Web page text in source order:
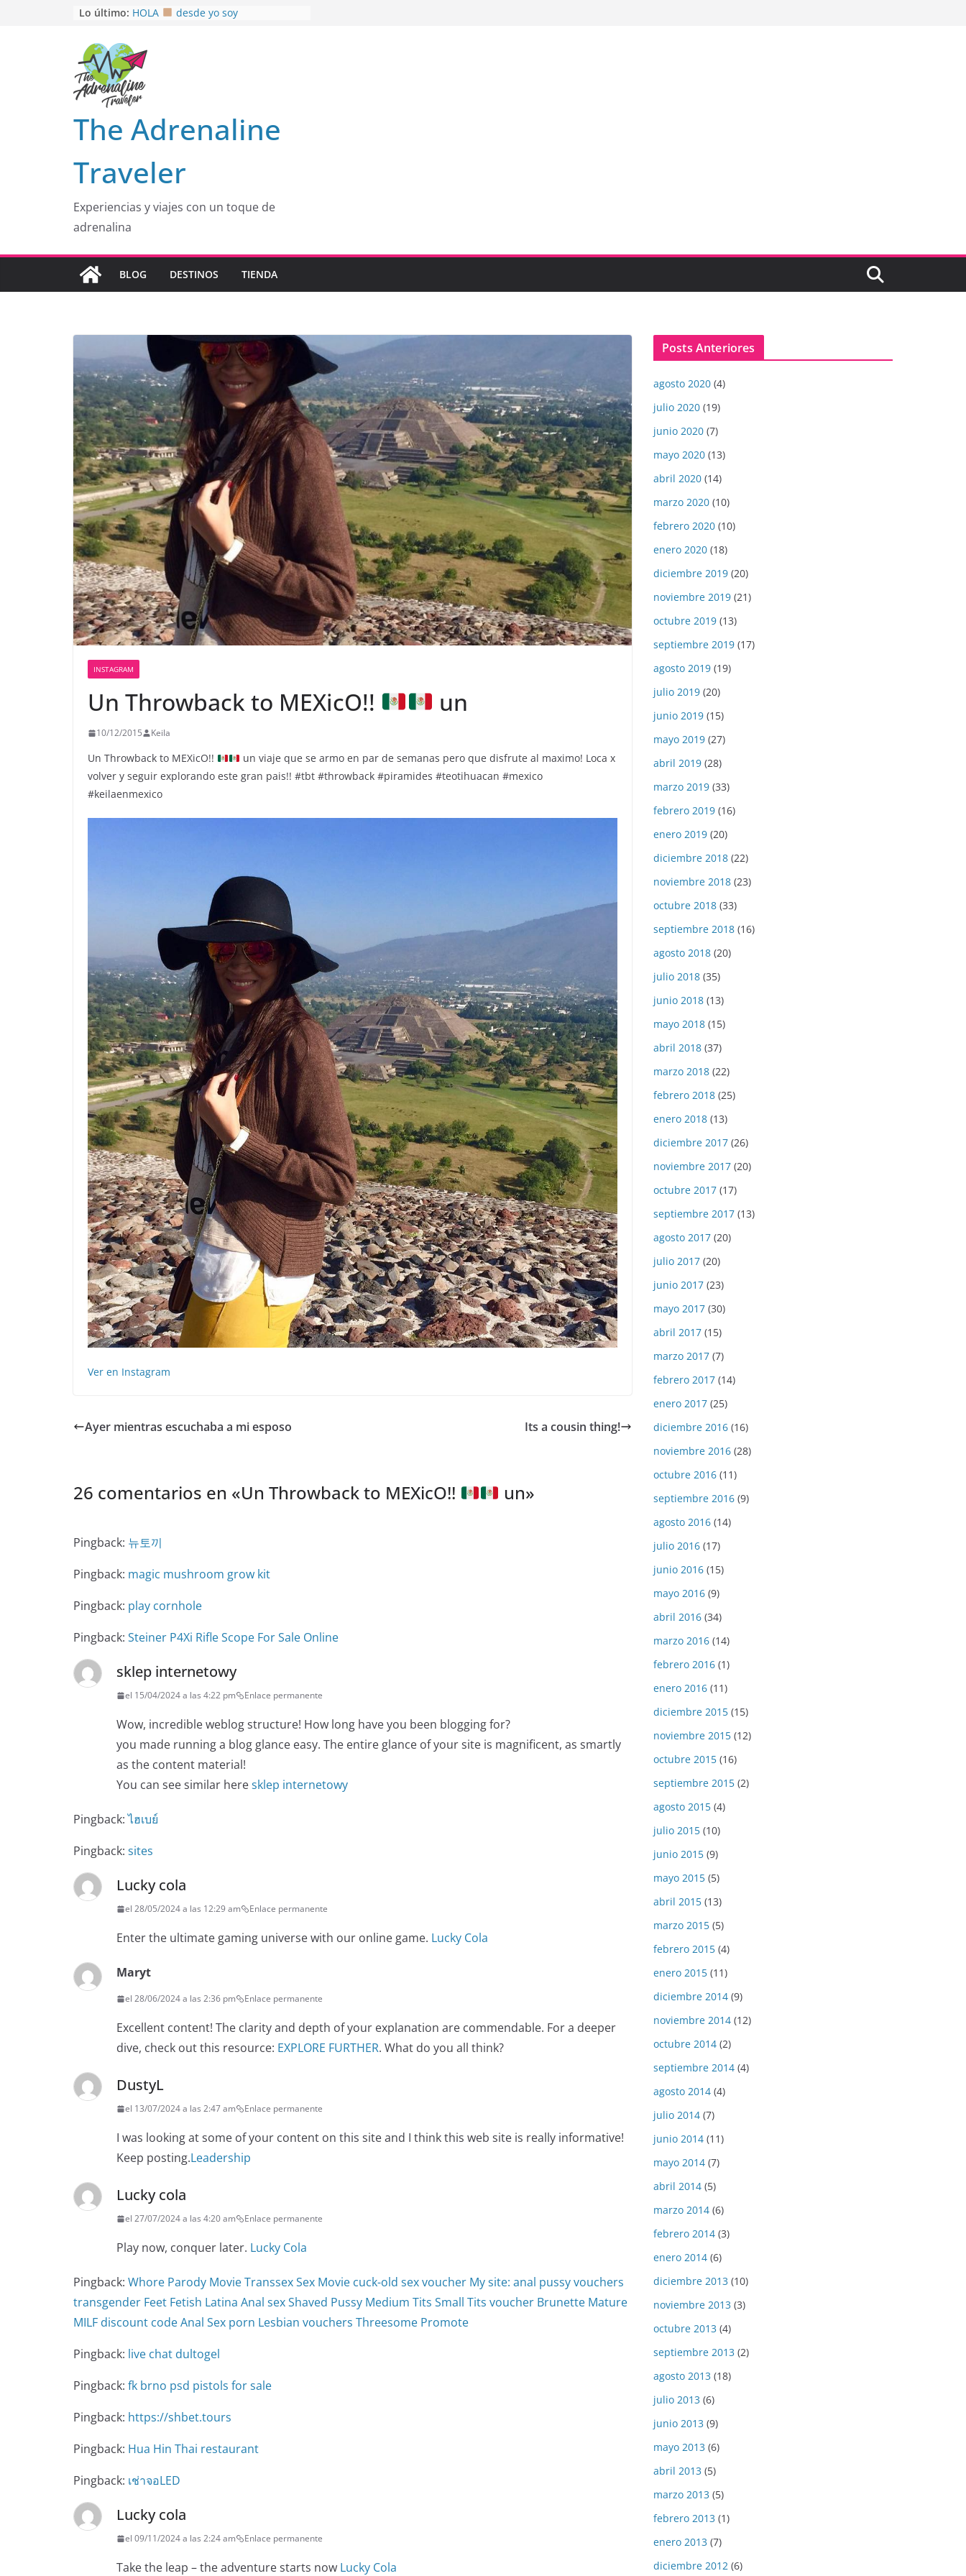
Lo último: HOLA
desde yo soy
EL SENDERO DEL CACAO: Excelente
opción
HOSPEDAJE AL NATURALSHH !!
En
MULITO!
The Adrenaline
Traveler
Experiencias y viajes con un toque de
adrenalina
BLOG DESTINOS TIENDA
INSTAGRAM
Un Throwback to MEXicO!! un
10/12/2015 Keila
Un Throwback to MEXicO!!
un viaje que se armo en par de semanas pero que disfrute al maximo! Loca x
volver y seguir explorando este gran pais!! #tbt #throwback #piramides #teotihuacan #mexico
#keilaenmexico
Ver en Instagram
Ayer mientras escuchaba a mi esposo Its a cousin thing!
26 comentarios en «Un Throwback to MEXicO!! un»
Pingback: 뉴토끼
Pingback: magic mushroom grow kit
Pingback: play cornhole
Pingback: Steiner P4Xi Rifle Scope For Sale Online
sklep internetowy
el 15/04/2024 a las 4:22 pm Enlace permanente
Wow, incredible weblog structure! How long have you been blogging for?
you made running a blog glance easy. The entire glance of your site is magnificent, as smartly
as the content material!
You can see similar heresklep internetowy
Pingback:ไฮเบย์
Pingback: sites
Lucky cola
el 28/05/2024 a las 12:29 am Enlace permanente
Enter the ultimate gaming universe with our online game. Lucky Cola
Maryt
el 28/06/2024 a las 2:36 pm Enlace permanente
Excellent content! The clarity and depth of your explanation are commendable. For a deeper
dive, check out this resource: EXPLORE FURTHER. What do you all think?
DustyL
el 13/07/2024 a las 2:47 am Enlace permanente
I was looking at some of your content on this site and I think this web site is really informative!
Keep posting.Leadership
Lucky cola
el 27/07/2024 a las 4:20 am Enlace permanente
Play now, conquer later. Lucky Cola
Pingback: Whore Parody Movie Transsex Sex Movie cuck-old sex voucher My site: anal pussy vouchers
transgender Feet Fetish Latina Anal sex Shaved Pussy Medium Tits Small Tits voucher Brunette Mature
MILF discount code Anal Sex porn Lesbian vouchers Threesome Promote
Pingback: live chat dultogel
Pingback: fk brno psd pistols for sale
Pingback: https://shbet.tours
Pingback: Hua Hin Thai restaurant
Pingback: เช่าจอLED
Lucky cola
el 09/11/2024 a las 2:24 am Enlace permanente
Take the leap – the adventure starts now Lucky Cola
Posts Anteriores
agosto 2020 (4)
julio 2020 (19)
junio 2020 (7)
mayo 2020 (13)
abril 2020 (14)
marzo 2020 (10)
febrero 2020 (10)
enero 2020 (18)
diciembre 2019 (20)
noviembre 2019 (21)
octubre 2019 (13)
septiembre 2019 (17)
agosto 2019 (19)
julio 2019 (20)
junio 2019 (15)
mayo 2019 (27)
abril 2019 (28)
marzo 2019 (33)
febrero 2019 (16)
enero 2019 (20)
diciembre 2018 (22)
noviembre 2018 (23)
octubre 2018 (33)
septiembre 2018 (16)
agosto 2018 (20)
julio 2018 (35)
junio 2018 (13)
mayo 2018 (15)
abril 2018 (37)
marzo 2018 (22)
febrero 2018 (25)
enero 2018 (13)
diciembre 2017 (26)
noviembre 2017 (20)
octubre 2017 (17)
septiembre 2017 (13)
agosto 2017 (20)
julio 2017 (20)
junio 2017 (23)
mayo 2017 (30)
abril 2017 (15)
marzo 2017 (7)
febrero 2017 (14)
enero 2017 (25)
diciembre 2016 (16)
noviembre 2016 (28)
octubre 2016 (11)
septiembre 2016 (9)
agosto 2016 (14)
julio 2016 (17)
junio 2016 (15)
mayo 2016 (9)
abril 2016 (34)
marzo 2016 (14)
febrero 2016 (1)
enero 2016 (11)
diciembre 2015 (15)
noviembre 2015 (12)
octubre 2015 (16)
septiembre 2015 (2)
agosto 2015 (4)
julio 2015 (10)
junio 2015 (9)
mayo 2015 (5)
abril 2015 (13)
marzo 2015 (5)
febrero 2015 (4)
enero 2015 (11)
diciembre 2014 (9)
noviembre 2014 (12)
octubre 2014 (2)
septiembre 2014 (4)
agosto 2014 (4)
julio 2014 (7)
junio 2014 (11)
mayo 2014 (7)
abril 2014 (5)
marzo 2014 (6)
febrero 2014 (3)
enero 2014 (6)
diciembre 2013 (10)
noviembre 2013 (3)
octubre 2013 (4)
septiembre 2013 (2)
agosto 2013 (18)
julio 2013 (6)
junio 2013 (9)
mayo 2013 (6)
abril 2013 (5)
marzo 2013 (5)
febrero 2013 (1)
enero 2013 (7)
diciembre 2012 (6)